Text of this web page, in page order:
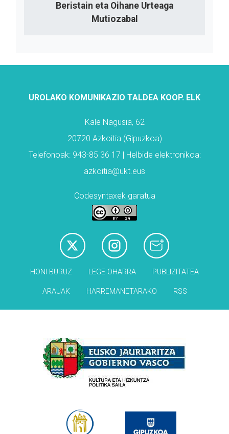
Beristain eta Oihane Urteaga
Mutiozabal
UROLAKO KOMUNIKAZIO TALDEA KOOP. ELK
Kale Nagusia, 62
20720 Azkoitia (Gipuzkoa)
Telefonoak: 943-85 36 17 | Helbide elektronikoa:
azkoitia@ukt.eus
Codesyntaxek garatua
HONI BURUZ LEGE OHARRA PUBLIZITATEA
ARAUAK HARREMANETARAKO RSS